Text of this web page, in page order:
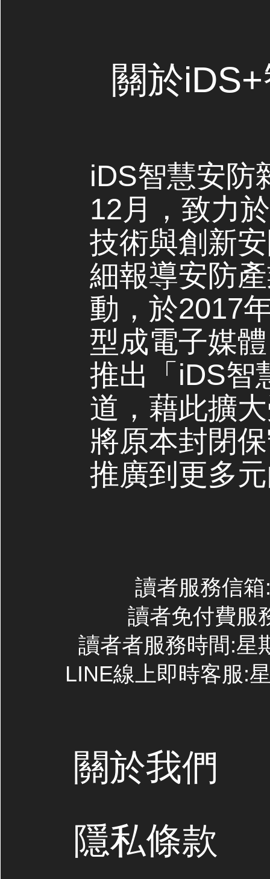
關於
iDS智慧安防
12月，致力
技術與創新
細報導安防
動，於2017
型成電子媒
推出「iDS智
道，藉此擴
將原本封閉
推廣到更多
讀者服務信
讀者免付費服
讀者者服務時間:星
LINE線上即時客服:
關於我們
隱私條款